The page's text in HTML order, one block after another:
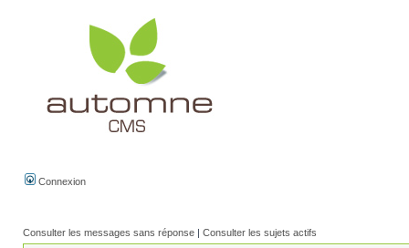
Connexion
Consulter les messages sans réponse | Consulter les sujets actifs